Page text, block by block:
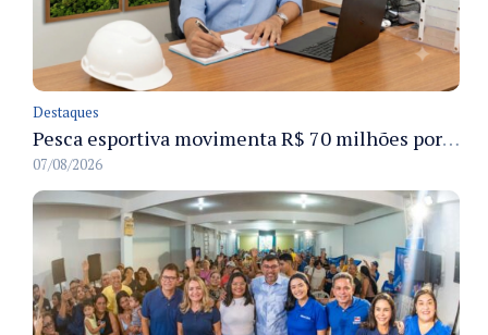
Destaques
Pesca esportiva movimenta R$ 70 milhões por ano e ganha espaço na economia sustentável do Amazonas
07/08/2026